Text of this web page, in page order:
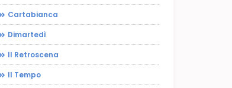
Cartabianca
Dimartedì
Il Retroscena
Il Tempo